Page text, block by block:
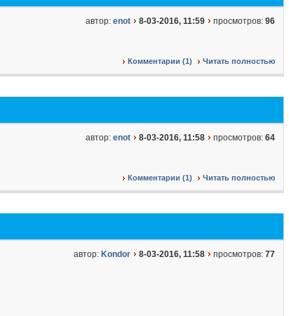
автор: enot 8-03-2016, 11:59 просмотров: 96
Комментарии (1) Читать полностью
автор: enot 8-03-2016, 11:58 просмотров: 64
Комментарии (1) Читать полностью
автор: Kondor 8-03-2016, 11:58 просмотров: 77